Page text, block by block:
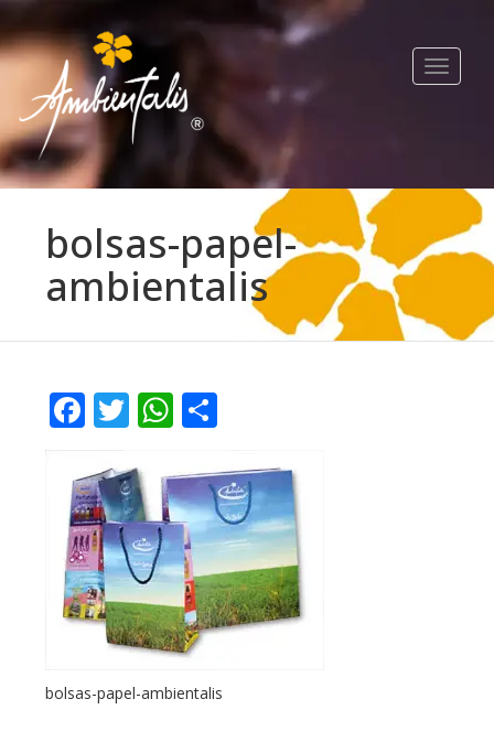
Toggle
bolsas-papel-
ambientalis
Facebook
TwitterWhatsApp
bolsas-papel-ambientalis